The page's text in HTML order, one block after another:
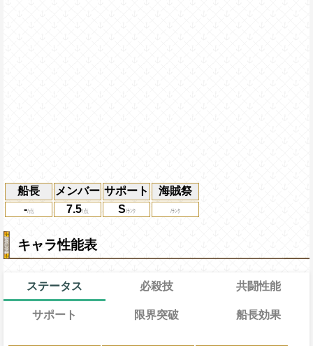
船長 メンバー サポート
海賊祭
-
7.5 S
キャラ性能表
ステータス 必殺技 共闘性能
サポート 限界突破 船長効果